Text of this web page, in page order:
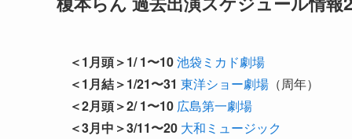
＜1月頭＞1/ 1〜10池袋ミカド劇場
＜1月結＞1/21〜31 東洋ショー劇場 （周年）
＜2月頭＞2/ 1〜10 広島第一劇場
＜3月中＞3/11〜20 大和ミュージック